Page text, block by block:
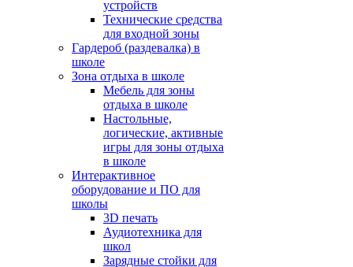
устройств
Технические средства
для входной зоны
Гардероб (раздевалка) в
школе
Зона отдыха в школе
Мебель для зоны
отдыха в школе
Настольные,
логические, активные
игры для зоны отдыха
в школе
Интерактивное
оборудование и ПО для
школы
3D печать
Аудиотехника для
школ
Зарядные стойки для